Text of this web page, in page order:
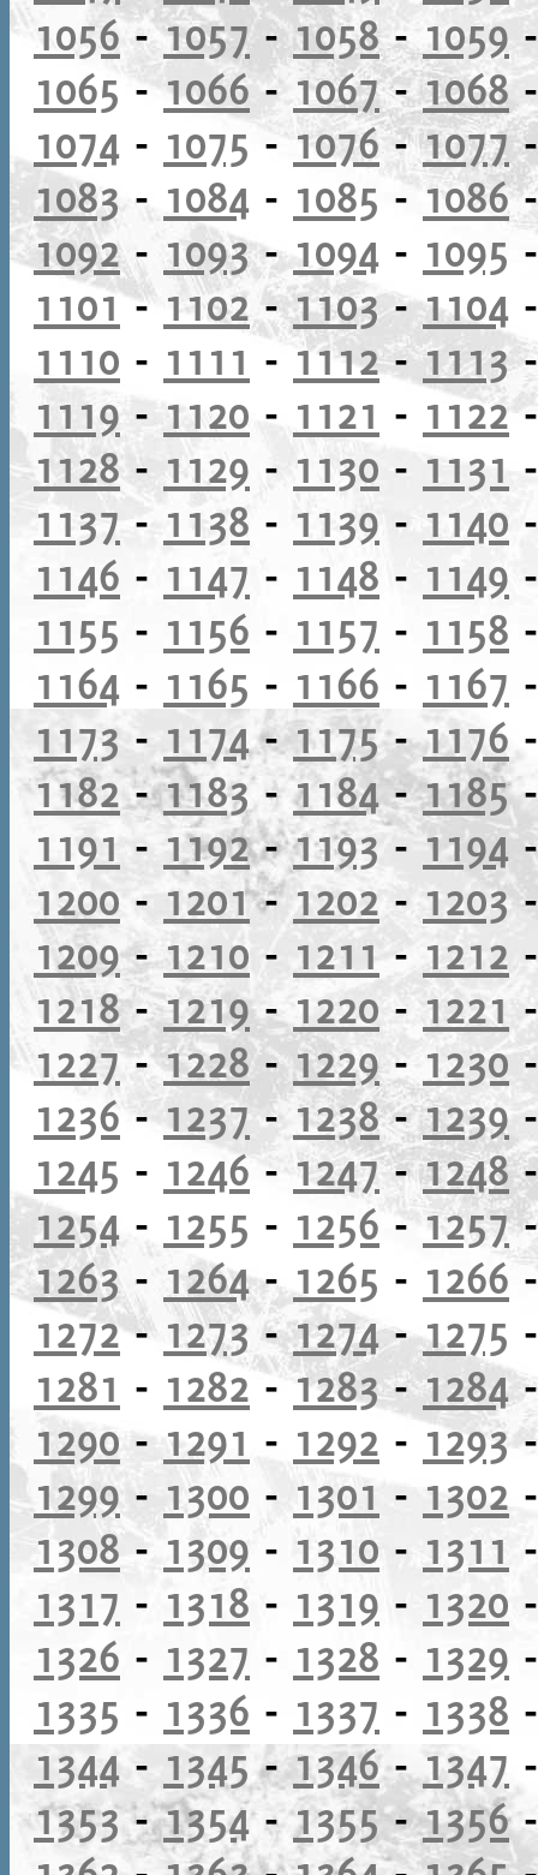
1056-1057-1058- 1059
1065 -1066- 1067-1068
1074 - 1075 -1076-1077
1083- 1084 - 1085 - 1086
1092- 1093-1094 - 1095
1101- 1102-1103-1104
1110 - 1111 - 1112-1113
1119-1120 - 1121 - 1122
1128- 1129 - 1130 - 1131
1137 - 1138 - 1139 - 1140
1146 - 1147 - 1148 - 1149
1155 - 1156 - 1157 - 1158
1164 - 1165 - 1166 - 1167
1173- 1174-1175-1176
1182-1183-1184-1185
1191 - 1192-1193-1194
1200 - 1201-1202- 1203
1209-1210 - 1211- 1212
1218-1219-1220- 1221
1227-1228-1229- 1230
1236-1237- 1238-1239
1245 - 1246-1247-1248
1254 - 1255 - 1256 -1257
1263- 1264- 1265 - 1266
1272- 1273-1274-1275
1281 - 1282-1283-1284
1290- 1291 - 1292 - 1293
1299- 1300 - 1301 - 1302
1308- 1309 - 1310 - 1311
1317 - 1318 - 1319 - 1320
1326 - 1327 - 1328 - 1329
1335 - 1336 - 1337 - 1338
1344 - 1345 -1346-1347
1353-1354-1355-1356